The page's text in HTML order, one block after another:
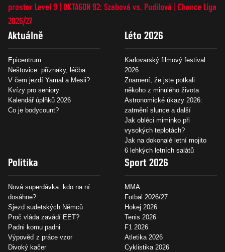
prostor Level 9 OKTAGON 92: Szabová vs. Pudilová
Chance Liga
2026/27
Aktuálně
Epicentrum
Neštovice: příznaky, léčba
V čem jezdí Yamal a Mesii?
Kvízy pro seniory
Kalendář úplňků 2026
Co je bodycount?
Léto 2026
Karlovarský filmový festival
2026
Znamení, že jste potkali
někoho z minulého života
Astronomické úkazy 2026:
zatmění slunce a další
Jak obléci miminko při
vysokých teplotách?
Jak na dokonalé letní mojito
6 lehkých letních salátů
Politika
Nová superdávka: kdo na ní
dosáhne?
Sjezd sudetských Němců
Proč vláda zavádí EET?
Padni komu padni
Výpověď z práce vzor
Divoký kačer
Sport 2026
MMA
Fotbal 2026/27
Hokej 2026
Tenis 2026
F1 2026
Atletika 2026
Cyklistika 2026